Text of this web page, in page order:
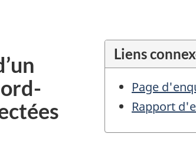
Liens
Page
Rapport